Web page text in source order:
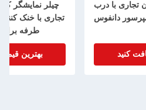
نمایش بستنی 16 پان تجاری با درب
دانفوس
کنید
چیلر نمایشگر
تجاری با خنک
طرفه
بهترین